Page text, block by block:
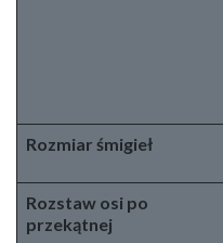
Rozmiar śmigieł
Rozstaw osi po
przekątnej